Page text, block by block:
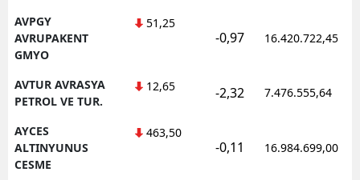
AVPGY
AVRUPAKENT
GMYO
51,25
-0,97 16.420.722,45
AVTUR AVRASYA
PETROL VE TUR.
12,65 -2,32 7.476.555,64
AYCES
ALTINYUNUS
CESME
463,50
-0,11 16.984.699,00